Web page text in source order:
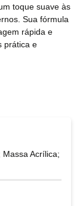
toque suave às
Sua fórmula
rápida e
prática e
Acrílica;